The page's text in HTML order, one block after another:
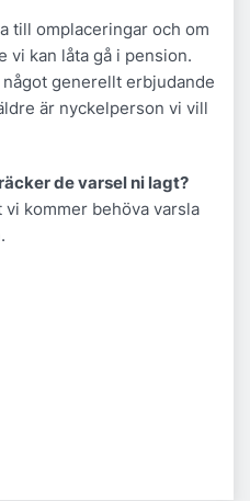
till omplaceringar och om
vi kan låta gå i pension.
generellt erbjudande
är nyckelperson vi vill
de varsel ni lagt?
kommer behöva varsla